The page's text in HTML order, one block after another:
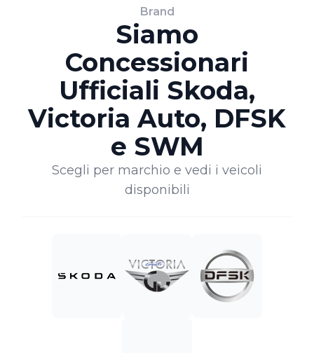
Brand
Siamo
Concessionari
Ufficiali Skoda,
Victoria Auto, DFSK
e SWM
Scegli per marchio e vedi i veicoli
disponibili